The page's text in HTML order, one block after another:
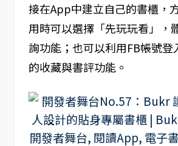
接在App中建立自己的書櫃，
用時可以選擇「先玩玩看」，
詢功能；也可以利用FB帳號登
的收藏與書評功能。